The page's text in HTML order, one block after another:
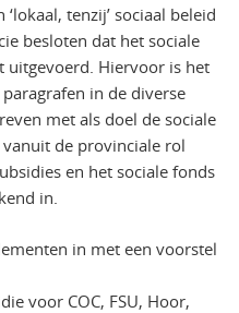
tenzij’ sociaal beleid
besloten dat het sociale
uitgevoerd. Hiervoor is het
in de diverse
met als doel de sociale
de provinciale rol
en het sociale fonds
in.
in met een voorstel
voor COC, FSU, Hoor,